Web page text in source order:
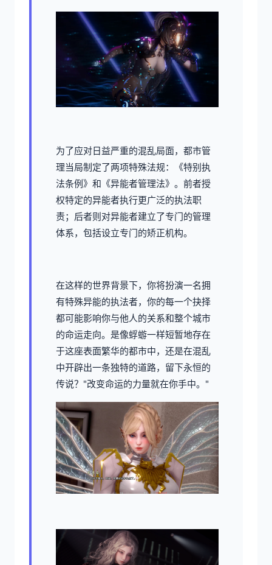
为了应对日益严重的混乱局面，都市管
理当局制定了两项特殊法规：《特别执
法条例》和《异能者管理法》。前者授
权特定的异能者执行更广泛的执法职
责；后者则对异能者建立了专门的管理
体系，包括设立专门的矫正机构。
在这样的世界背景下，你将扮演一名拥
有特殊异能的执法者，你的每一个抉择
都可能影响你与他人的关系和整个城市
的命运走向。是像蜉蝣一样短暂地存在
于这座表面繁华的都市中，还是在混乱
中开辟出一条独特的道路，留下永恒的
传说？"改变命运的力量就在你手中。"